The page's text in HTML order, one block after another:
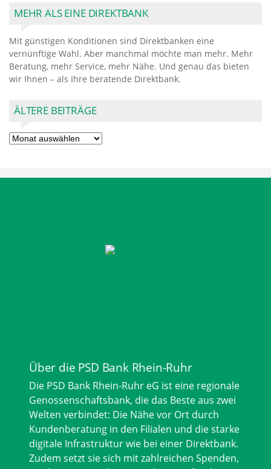
MEHR ALS EINE DIREKTBANK
Mit günstigen Konditionen sind Direktbanken eine
vernünftige Wahl. Aber manchmal möchte man mehr. Mehr
Beratung, mehr Service, mehr Nähe. Und genau das bieten
wir Ihnen – als Ihre beratende Direktbank.
ÄLTERE BEITRÄGE
Ältere
Über die PSD Bank Rhein-Ruhr
Die PSD Bank Rhein-Ruhr eG ist eine regionale
Genossenschaftsbank, die das Beste aus zwei
Welten verbindet: Die Nähe vor Ort durch
Kundenberatung in den Filialen und die starke
digitale Infrastruktur wie bei einer Direktbank.
Zudem setzt sie sich mit zahlreichen Spenden,